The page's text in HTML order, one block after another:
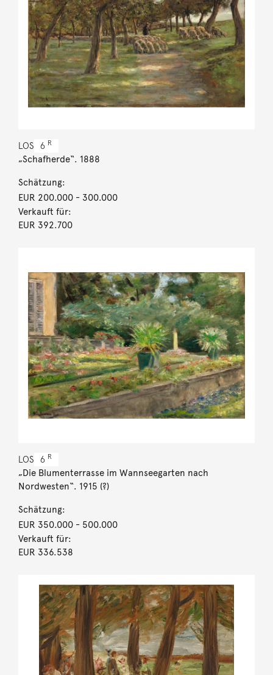
LOS 6 R
„Schafherde“. 1888
Schätzung:
EUR 200.000- 300.000
Verkauft für:
EUR 392.700
LOS 6 R
„Die Blumenterrasse im Wannseegarten nach
Nordwesten“. 1915 (?)
Schätzung:
EUR 350.000- 500.000
Verkauft für:
EUR 336.538